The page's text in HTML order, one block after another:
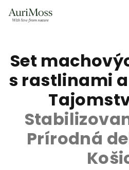
Set
s rastlinami
Prírodná